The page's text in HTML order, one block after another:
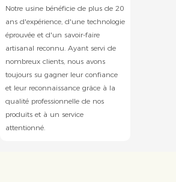
Notre usine bénéficie de plus de 20
ans d'expérience, d'une technologie
éprouvée et d'un savoir-faire
artisanal reconnu. Ayant servi de
nombreux clients, nous avons
toujours su gagner leur confiance
et leur reconnaissance grâce à la
qualité professionnelle de nos
produits et à un service
attentionné.